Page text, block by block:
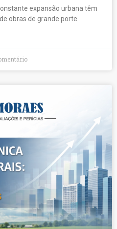
expansão urbana têm
obras de grande porte